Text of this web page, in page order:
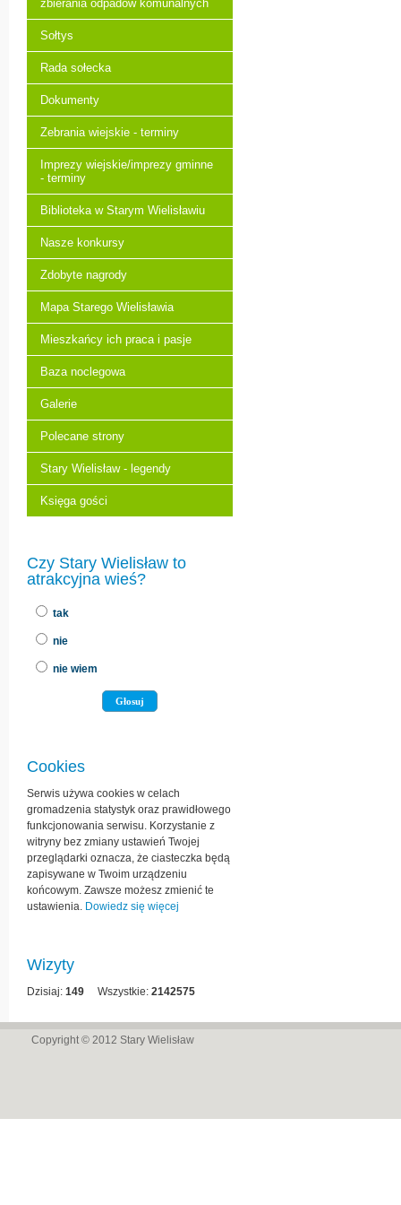
zbierania odpadów komunalnych
Sołtys
Rada sołecka
Dokumenty
Zebrania wiejskie - terminy
Imprezy wiejskie/imprezy gminne
- terminy
Biblioteka w Starym Wielisławiu
Nasze konkursy
Zdobyte nagrody
Mapa Starego Wielisławia
Mieszkańcy ich praca i pasje
Baza noclegowa
Galerie
Polecane strony
Stary Wielisław - legendy
Księga gości
Czy Stary Wielisław to
atrakcyjna wieś?
tak
nie
nie wiem
Cookies
Serwis używa cookies w celach
gromadzenia statystyk oraz prawidłowego
funkcjonowania serwisu. Korzystanie z
witryny bez zmiany ustawień Twojej
przeglądarki oznacza, że ciasteczka będą
zapisywane w Twoim urządzeniu
końcowym. Zawsze możesz zmienić te
ustawienia. Dowiedz się więcej
Wizyty
Dzisiaj: 149 Wszystkie: 2142575
Copyright © 2012 Stary Wielisław